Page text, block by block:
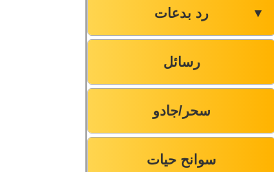
رد بدعات ▼
رسائل
سحر/جادو
سوانح حیات